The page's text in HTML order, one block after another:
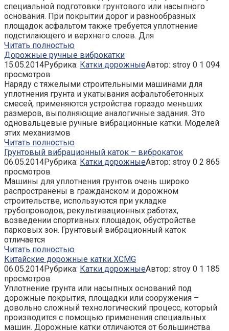
специальной подготовки грунтового или насыпного
основания. При покрытии дорог и разнообразных
площадок асфальтом также требуется уплотнение
подстилающего и верхнего слоев. Для
Читать полностью
Дорожные ручные виброкатки
15.05.2014Рубрика: Катки дорожныеАвтор: stroy 0 1 094
просмотров
Наряду с тяжелыми строительными машинами для
уплотнения грунта и укатывания асфальтобетонных
смесей, применяются устройства гораздо меньших
размеров, выполняющие аналогичные задания. Это
одновальцевые ручные вибрационные катки. Моделей
этих механизмов
Читать полностью
Грунтовый вибрационный каток – виброкаток
06.05.2014Рубрика: Катки дорожныеАвтор: stroy 0 2 865
просмотров
Машины для уплотнения грунтов очень широко
распространены в гражданском и дорожном
строительстве, используются при укладке
трубопроводов, рекультивационных работах,
возведении спортивных площадок, обустройстве
парковых зон. Грунтовый вибрационный каток
отличается
Читать полностью
Китайские дорожные катки XCMG
06.05.2014Рубрика: Катки дорожныеАвтор: stroy 0 1 185
просмотров
Уплотнение грунта или насыпных оснований под
дорожные покрытия, площадки или сооружения –
довольно сложный технологический процесс, который
производится с помощью применения специальных
машин. Дорожные катки отличаются от большинства